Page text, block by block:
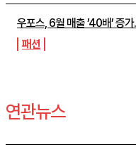
우포스, 6월 매출 ’40배’ 증
패션
연관뉴스